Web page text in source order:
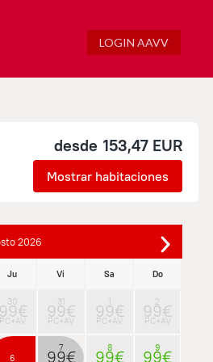
LOGIN AAVV
desde 153,47 EUR
Mostrar habitaciones
2026
Ju Vi Sa Do
30
99€
PC+AV
31
99€
PC+AV
1
99€
PC+AV
2
99€
PC+AV
6
7
99€ 8
99€ 9
99€